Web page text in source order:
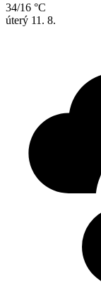
34/16 °C
úterý 11. 8.